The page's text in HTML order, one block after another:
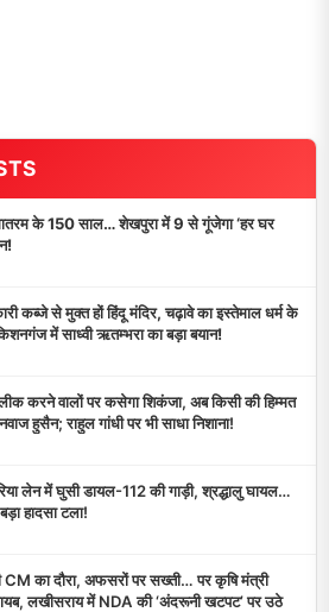
के 150 साल… शेखपुरा में 9 से गूंजेगा ‘हर घर
कब्जे से मुक्त हों हिंदू मंदिर, चढ़ावे का इस्तेमाल धर्म के
में साध्वी ऋतम्भरा का बड़ा बयान!
करने वालों पर कसेगा शिकंजा, अब किसी की हिम्मत
हुसैन; राहुल गांधी पर भी साधा निशाना!
लेन में घुसी डायल-112 की गाड़ी, श्रद्धालु घायल…
हादसा टला!
CM का दौरा, अफसरों पर सख्ती… पर कृषि मंत्री
लखीसराय में NDA की ‘अंदरूनी खटपट’ पर उठे